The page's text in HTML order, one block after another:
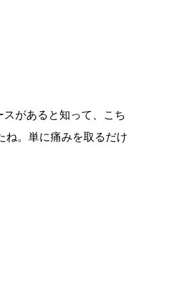
があると知って、こち
ね。単に痛みを取るだけ